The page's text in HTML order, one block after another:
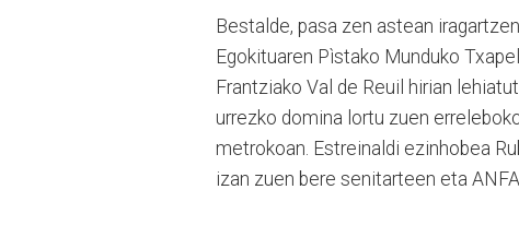
Bestalde, pasa zen astean
Egokituaren Pìstako Munduko
Frantziako Val de Reuil hirian
urrezko domina lortu zuen
metrokoan. Estreinaldi ezinhobea
izan zuen bere senitarteen eta